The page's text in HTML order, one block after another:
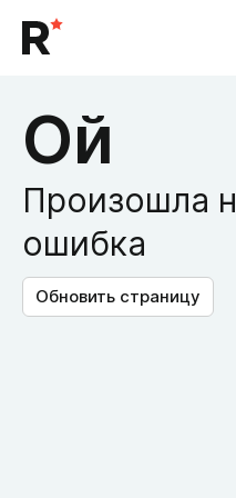
Ой
Произошла
ошибка
Обновить страницу